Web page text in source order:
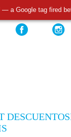
a Google tag fired
233
DESCUENTOS